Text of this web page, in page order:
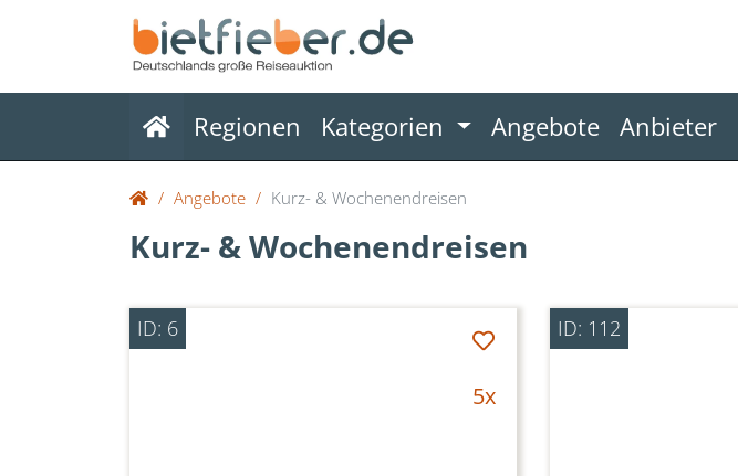
(current)
Regionen Kategorien Angebote Anbieter
Angebote Kurz- & Wochenendreisen
Kurz- & Wochenendreisen
ID: 6
5x
ID: 112